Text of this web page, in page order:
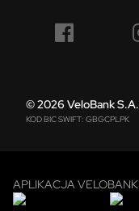
© 2026 VeloBank S.A.
KOD BIC SWIFT: GBGCPLPK
APLIKACJA VELOBANK